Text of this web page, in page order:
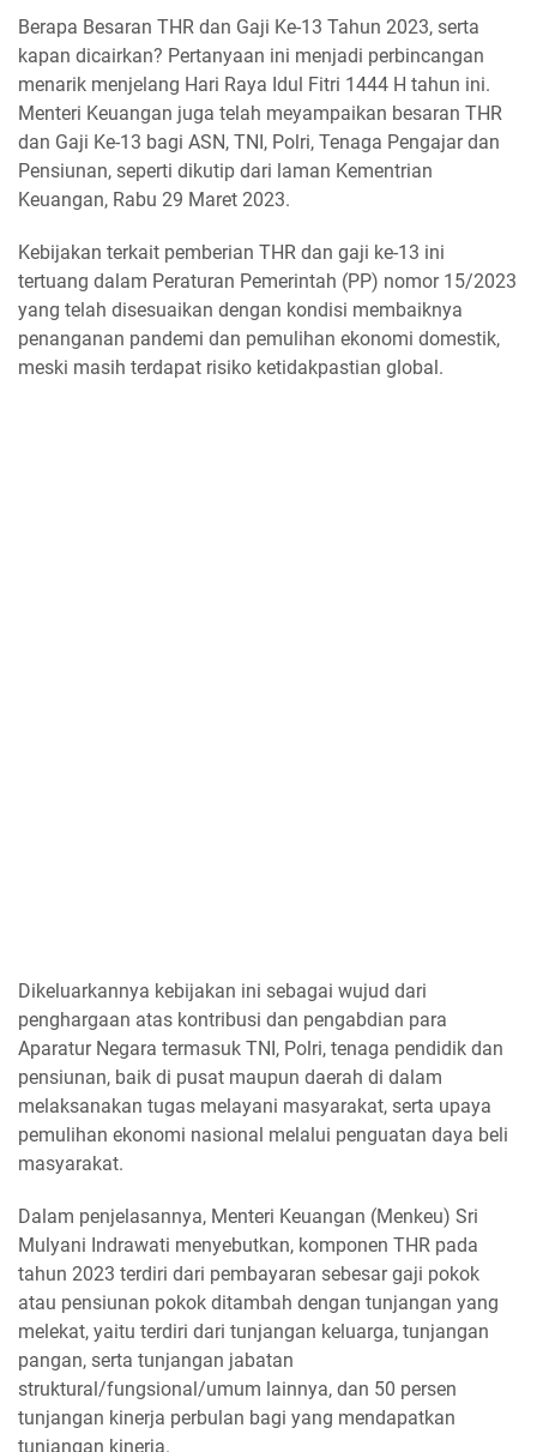
Berapa Besaran THR dan Gaji Ke-13 Tahun 2023, serta
kapan dicairkan? Pertanyaan ini menjadi perbincangan
menarik menjelang Hari Raya Idul Fitri 1444 H tahun ini.
Menteri Keuangan juga telah meyampaikan besaran THR
dan Gaji Ke-13 bagi ASN, TNI, Polri, Tenaga Pengajar dan
Pensiunan, seperti dikutip dari laman Kementrian
Keuangan, Rabu 29 Maret 2023.
Kebijakan terkait pemberian THR dan gaji ke-13 ini
tertuang dalam Peraturan Pemerintah (PP) nomor 15/2023
yang telah disesuaikan dengan kondisi membaiknya
penanganan pandemi dan pemulihan ekonomi domestik,
meski masih terdapat risiko ketidakpastian global.
Dikeluarkannya kebijakan ini sebagai wujud dari
penghargaan atas kontribusi dan pengabdian para
Aparatur Negara termasuk TNI, Polri, tenaga pendidik dan
pensiunan, baik di pusat maupun daerah di dalam
melaksanakan tugas melayani masyarakat, serta upaya
pemulihan ekonomi nasional melalui penguatan daya beli
masyarakat.
Dalam penjelasannya, Menteri Keuangan (Menkeu) Sri
Mulyani Indrawati menyebutkan, komponen THR pada
tahun 2023 terdiri dari pembayaran sebesar gaji pokok
atau pensiunan pokok ditambah dengan tunjangan yang
melekat, yaitu terdiri dari tunjangan keluarga, tunjangan
pangan, serta tunjangan jabatan
struktural/fungsional/umum lainnya, dan 50 persen
tunjangan kinerja perbulan bagi yang mendapatkan
tunjangan kinerja.